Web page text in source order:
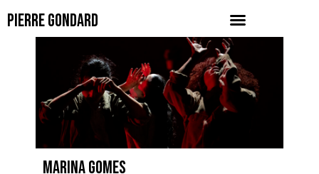
PIERRE GONDARD
MARINA GOMES